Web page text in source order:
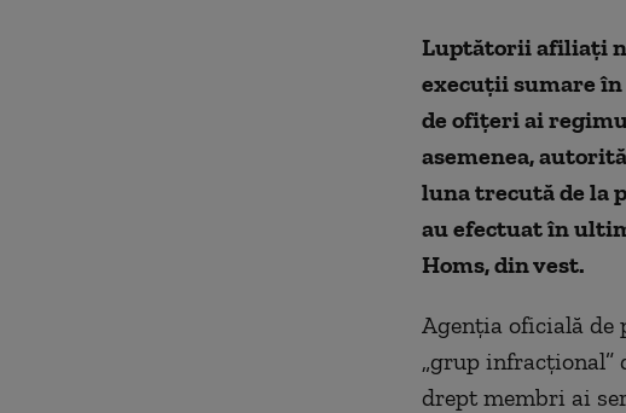
Luptătorii afiliaţi
execuţii sumare
de ofiţeri ai
asemenea,
luna trecută de la
au efectuat în
Homs, din vest.
Agenţia oficială de
„grup infracţional”
drept membri ai